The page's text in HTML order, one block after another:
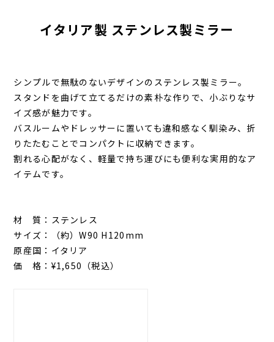
イタリア製 ステンレス製ミラー
シンプルで無駄のないデザインのステンレス製ミラー。
スタンドを曲げて立てるだけの素朴な作りで、小ぶりなサ
イズ感が魅力です。
バスルームやドレッサーに置いても違和感なく馴染み、折
りたたむことでコンパクトに収納できます。
割れる心配がなく、軽量で持ち運びにも便利な実用的なア
イテムです。
材 質：ステンレス
サイズ：（約）W90 H120mm
原産国：イタリア
価 格：¥1,650（税込）